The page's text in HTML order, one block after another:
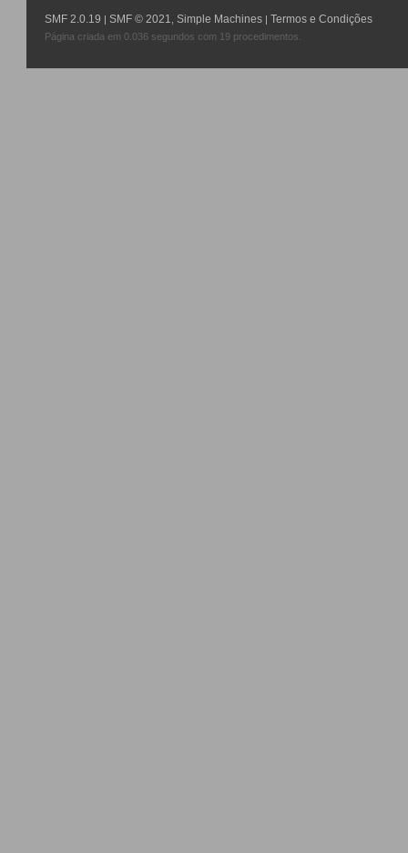
SMF 2.0.19 |SMF © 2021 ,Simple Machines |Termos e Condições
Página criada em 0.036 segundos com 19 procedimentos.